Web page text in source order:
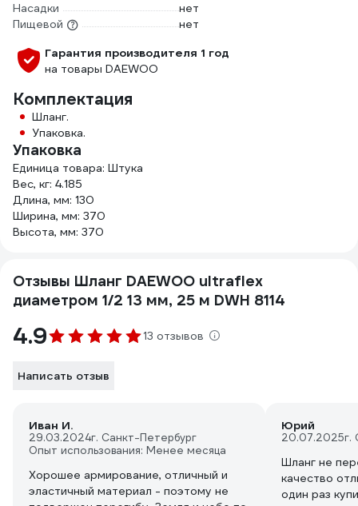
Насадки
нет
Пищевой
нет
Гарантия производителя 1 год
на товары DAEWOO
Комплектация
Шланг.
Упаковка.
Упаковка
Единица товара: Штука
Вес, кг: 4.185
Длина, мм: 130
Ширина, мм: 370
Высота, мм: 370
Отзывы Шланг DAEWOO ultraflex
диаметром 1/2 13 мм, 25 м DWH 8114
4.9 13 отзывов
Написать отзыв
Иван И.
29.03.2024г. Санкт-Петербург
Опыт использования: Менее месяца
Хорошее армирование, отличный и
эластичный материал - поэтому не
Юрий
20.07.2025г.
Шланг не
качество
один раз